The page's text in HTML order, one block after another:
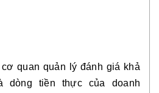
quan quản lý đánh giá khả
dòng tiền thực của doanh